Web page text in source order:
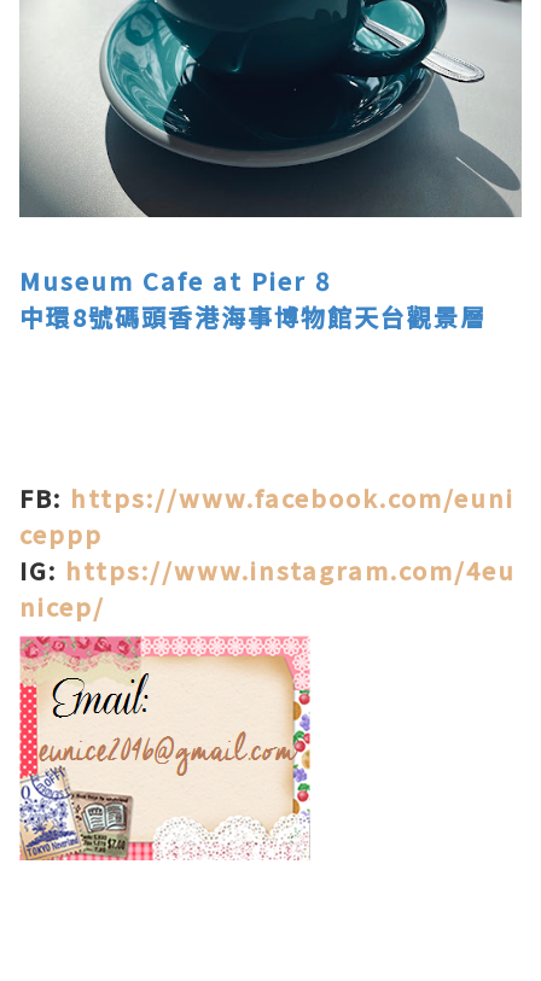
Museum Cafe at Pier 8
中環8號碼頭香港海事博物館天台觀景層
FB: https://www.facebook.com/euni
ceppp
IG: https://www.instagram.com/4eu
nicep/